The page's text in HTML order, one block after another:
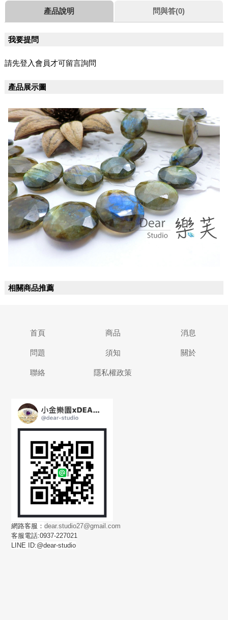
產品說明 問與答(0)
我要提問
請先登入會員才可留言詢問
產品展示圖
相關商品推薦
首頁 商品 消息
問題 須知 關於
聯絡 隱私權政策
網路客服：dear.studio27@gmail.com
客服電話:0937-227021
LINE ID:@dear-studio